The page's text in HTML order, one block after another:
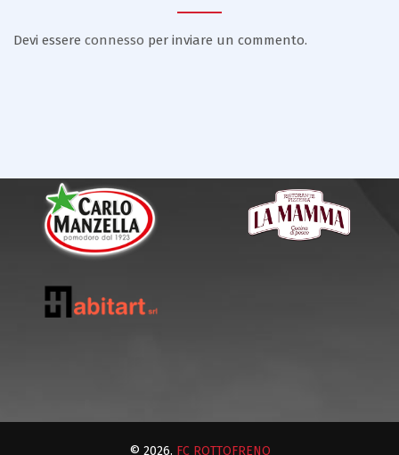
Devi essere connesso per inviare un commento.
© 2026. FC ROTTOFRENO